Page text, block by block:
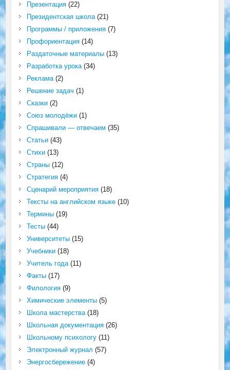
Презентация(22)
Президентская школа(21)
Программы / приложения(7)
Профориентация(14)
Раздаточные материалы(13)
Разработка урока(34)
Реклама(2)
Решение задач (1)
Сказки(2)
Союз молодёжи(1)
Спрашивали — отвечаем (35)
Статьи(43)
Стихи(13)
Страны(12)
Стратегия(4)
Сценарий мероприятия(18)
Тексты на английском языке(10)
Термины(19)
Тесты(44)
Университеты(15)
Учебники(18)
Учитель года(11)
Факты(17)
Филология(9)
Химические элементы(5)
Школа мастерства(18)
Школьная документация(26)
Школьному психологу(11)
Электронный журнал (57)
Энергосбережение(4)